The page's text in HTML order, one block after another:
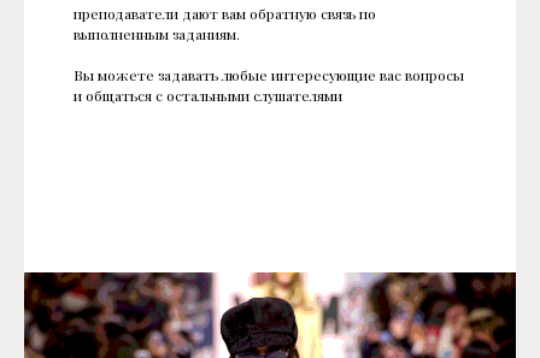
преподаватели дают вам обратную связь по
выполненным заданиям.
Вы можете задавать любые интересующие вас вопросы
и общаться с остальными слушателями